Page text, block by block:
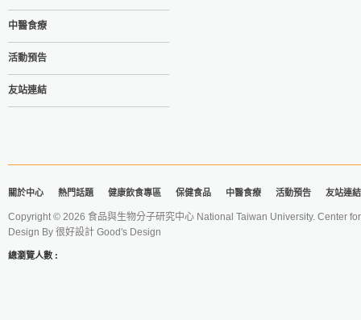
中醫食療
活動預告
友站連結
關於中心 熱門話題 健康飲食專區 保健食品 中醫食療 活動預告 友站連結
Copyright © 2026 食品與生物分子研究中心 National Taiwan University. Center
Design By 很好設計 Good's Design
總瀏覽人數 :